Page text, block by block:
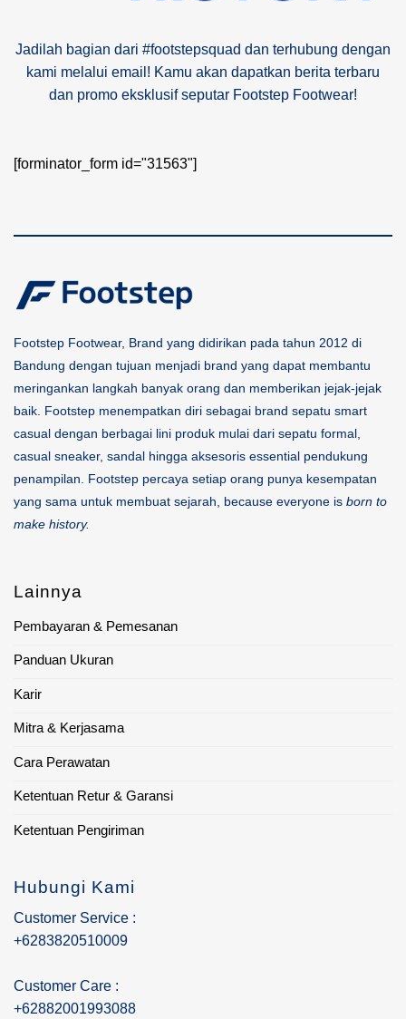
Jadilah bagian dari #footstepsquad dan terhubung dengan
kami melalui email! Kamu akan dapatkan berita terbaru
dan promo eksklusif seputar Footstep Footwear!
[forminator_form id="31563"]
Footstep Footwear, Brand yang didirikan pada tahun 2012 di
Bandung dengan tujuan menjadi brand yang dapat membantu
meringankan langkah banyak orang dan memberikan jejak-jejak
baik. Footstep menempatkan diri sebagai brand sepatu smart
casual dengan berbagai lini produk mulai dari sepatu formal,
casual sneaker, sandal hingga aksesoris essential pendukung
penampilan. Footstep percaya setiap orang punya kesempatan
yang sama untuk membuat sejarah, because everyone is born to
make history.
Lainnya
Pembayaran & Pemesanan
Panduan Ukuran
Karir
Mitra & Kerjasama
Cara Perawatan
Ketentuan Retur & Garansi
Ketentuan Pengiriman
Hubungi Kami
Customer Service :
+6283820510009
Customer Care :
+62882001993088